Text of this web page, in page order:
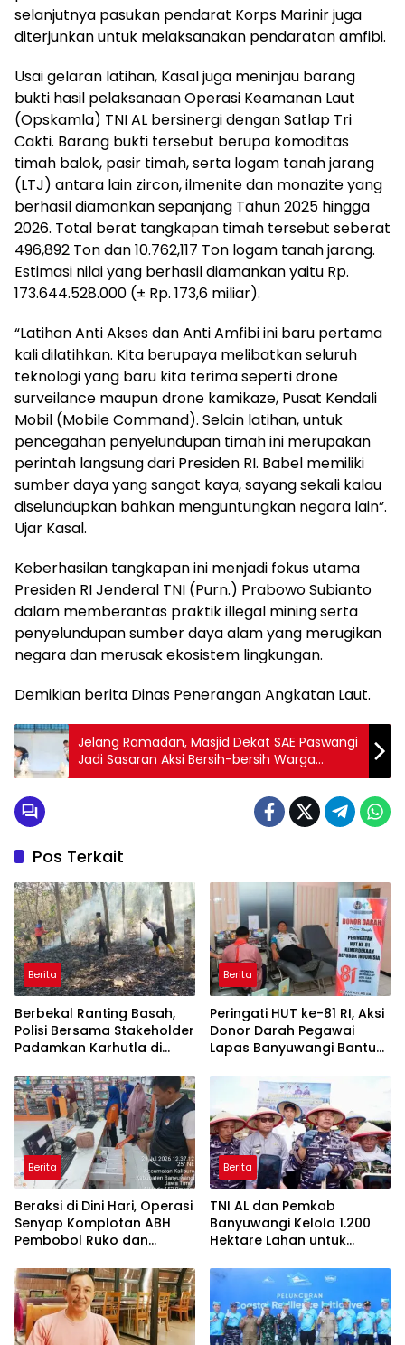
selanjutnya pasukan pendarat Korps Marinir juga
diterjunkan untuk melaksanakan pendaratan amfibi.
Usai gelaran latihan, Kasal juga meninjau barang
bukti hasil pelaksanaan Operasi Keamanan Laut
(Opskamla) TNI AL bersinergi dengan Satlap Tri
Cakti. Barang bukti tersebut berupa komoditas
timah balok, pasir timah, serta logam tanah jarang
(LTJ) antara lain zircon, ilmenite dan monazite yang
berhasil diamankan sepanjang Tahun 2025 hingga
2026. Total berat tangkapan timah tersebut seberat
496,892 Ton dan 10.762,117 Ton logam tanah jarang.
Estimasi nilai yang berhasil diamankan yaitu Rp.
173.644.528.000 (± Rp. 173,6 miliar).
“Latihan Anti Akses dan Anti Amfibi ini baru pertama
kali dilatihkan. Kita berupaya melibatkan seluruh
teknologi yang baru kita terima seperti drone
surveilance maupun drone kamikaze, Pusat Kendali
Mobil (Mobile Command). Selain latihan, untuk
pencegahan penyelundupan timah ini merupakan
perintah langsung dari Presiden RI. Babel memiliki
sumber daya yang sangat kaya, sayang sekali kalau
diselundupkan bahkan menguntungkan negara lain”.
Ujar Kasal.
Keberhasilan tangkapan ini menjadi fokus utama
Presiden RI Jenderal TNI (Purn.) Prabowo Subianto
dalam memberantas praktik illegal mining serta
penyelundupan sumber daya alam yang merugikan
negara dan merusak ekosistem lingkungan.
Demikian berita Dinas Penerangan Angkatan Laut.
Jelang Ramadan, Masjid Dekat SAE Paswangi
Jadi Sasaran Aksi Bersih-bersih Warga
Binaan
Pos Terkait
Berita
Berbekal Ranting Basah,
Polisi Bersama Stakeholder
Padamkan Karhutla di
Trenggalek
Berita
Peringati HUT ke-81 RI, Aksi
Donor Darah Pegawai
Lapas Banyuwangi Bantu
Berita
Beraksi di Dini Hari, Operasi
Senyap Komplotan ABH
Pembobol Ruko dan
Macan Blambangan
Berita
TNI AL dan Pemkab
Banyuwangi Kelola 1.200
Hektare Lahan untuk
Nasional